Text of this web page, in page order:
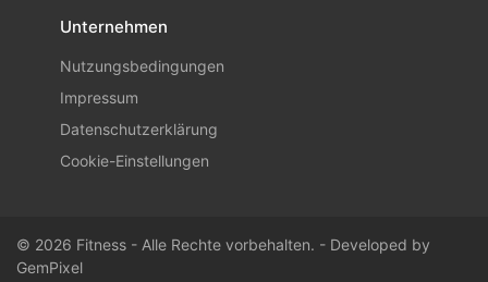
Unternehmen
Nutzungsbedingungen
Impressum
Datenschutzerklärung
Cookie-Einstellungen
© 2026 Fitness - Alle Rechte vorbehalten. - Developed by
GemPixel